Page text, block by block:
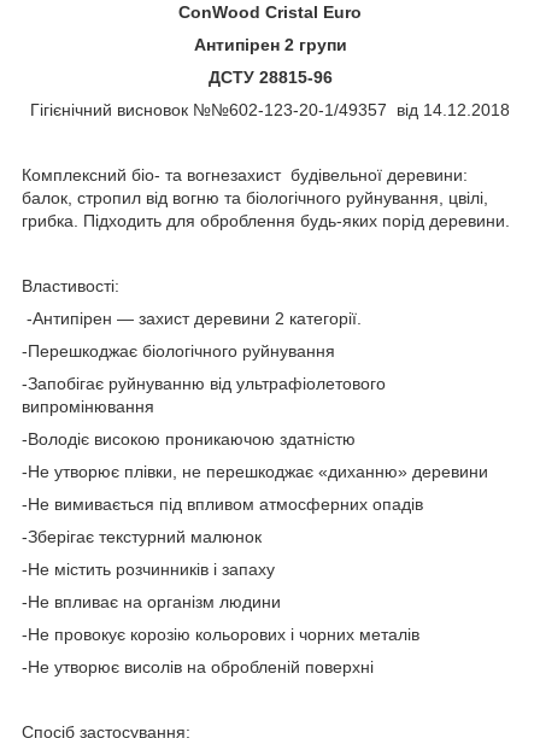
ConWood Crіstal Euro
Антипірен 2 групи
ДСТУ 28815-96
Гігієнічний висновок №№602-123-20-1/49357 від 14.12.2018
Комплексний біо- та вогнезахист будівельної деревини:
балок, стропил від вогню та біологічного руйнування, цвілі,
грибка. Підходить для оброблення будь-яких порід деревини.
Властивості:
-Антипірен ― захист деревини 2 категорії.
-Перешкоджає біологічного руйнування
-Запобігає руйнуванню від ультрафіолетового
випромінювання
-Володіє високою проникаючою здатністю
-Не утворює плівки, не перешкоджає «диханню» деревини
-Не вимивається під впливом атмосферних опадів
-Зберігає текстурний малюнок
-Не містить розчинників і запаху
-Не впливає на організм людини
-Не провокує корозію кольорових і чорних металів
-Не утворює висолів на обробленій поверхні
Спосіб застосування: